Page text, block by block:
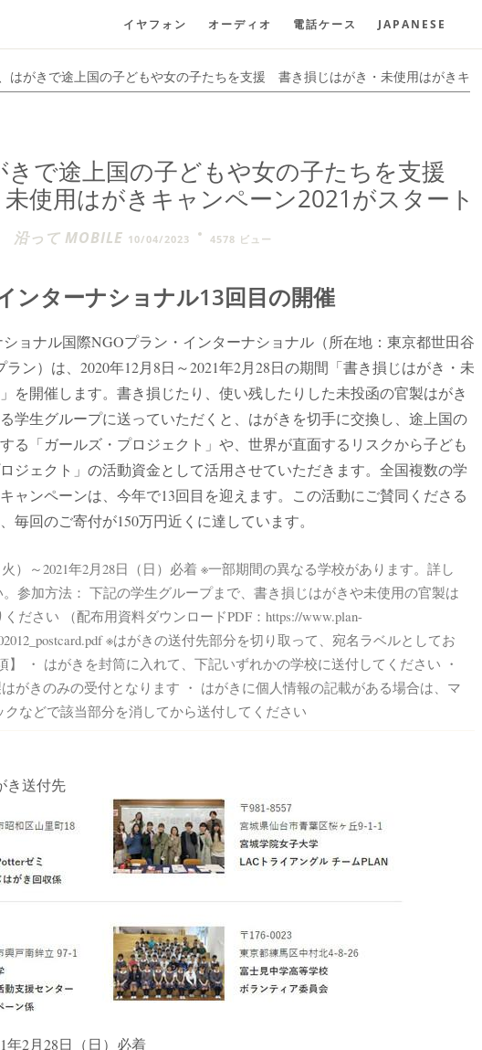
イヤフォン オーディオ 電話ケース JAPANESE
はがきで途上国の子どもや女の子たちを支援 書き損じはがき・未使用はがきキ
きで途上国の子どもや女の子たちを支援
使用はがきキャンペーン2021がスタート
沿って MOBILE 10/04/2023 4578 ビュー
ンターナショナル13回目の開催
ョナル国際NGOプラン・インターナショナル（所在地：東京都世田谷
ン）は、2020年12月8日～2021年2月28日の期間「書き損じはがき・未
を開催します。書き損じたり、使い残したりした未投函の官製はがき
学生グループに送っていただくと、はがきを切手に交換し、途上国の
る「ガールズ・プロジェクト」や、世界が直面するリスクから子ども
ジェクト」の活動資金として活用させていただきます。全国複数の学
ャンペーンは、今年で13回目を迎えます。この活動にご賛同くださる
毎回のご寄付が150万円近くに達しています。
）～2021年2月28日（日）必着 ※一部期間の異なる学校があります。詳し
参加方法： 下記の学生グループまで、書き損じはがきや未使用の官製は
ださい （配布用資料ダウンロードPDF：https://www.plan-
※はがきの送付先部分を切り取って、宛名ラベルとしてお
】 ・ はがきを封筒に入れて、下記いずれかの学校に送付してください ・
がきのみの受付となります ・ はがきに個人情報の記載がある場合は、マ
クなどで該当部分を消してから送付してください
き送付先
年2月28日（日）必着